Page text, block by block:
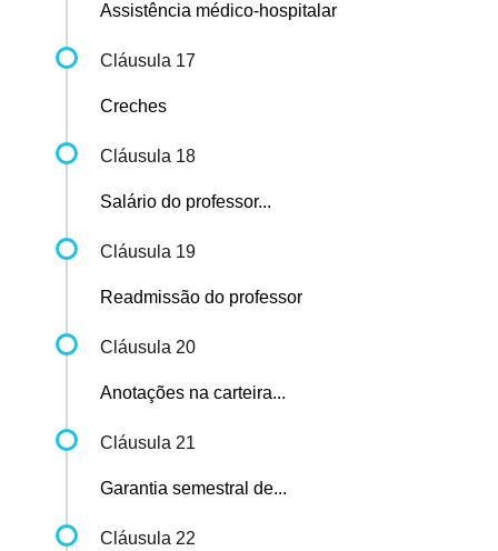
Assistência médico-hospitalar
Cláusula 17
Creches
Cláusula 18
Salário do professor...
Cláusula 19
Readmissão do professor
Cláusula 20
Anotações na carteira...
Cláusula 21
Garantia semestral de...
Cláusula 22